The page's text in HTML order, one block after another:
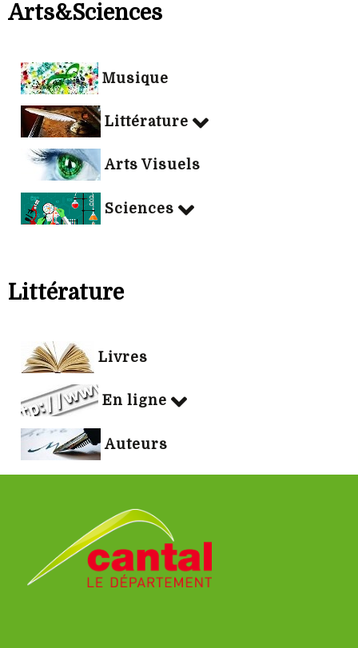
Arts&Sciences
Musique
Littérature
Arts Visuels
Sciences
Littérature
Livres
En ligne
Auteurs